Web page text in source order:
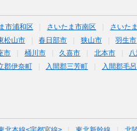
市浦和区 さいたま市南区
さいた
松山市 春日部市 狭山市 羽生市
市 桶川市 久喜市 北本市
郡伊奈町 入間郡三芳町
入間郡毛
北本線<宇都宮線> 東北新幹線
北